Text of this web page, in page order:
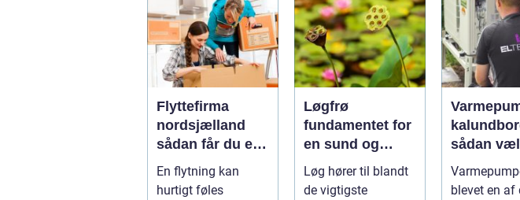
Flyttefirma
nordsjælland
sådan får du en
tryg og effektiv
flytning
En flytning kan
hurtigt føles
Løgfrø
fundamentet for
en sund og
stabil løgavl
Løg hører til blandt
de vigtigste
sådan
den rigtige
løsning
blevet en af